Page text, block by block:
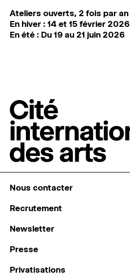
Ateliers ouverts, 2 fois par an
En hiver : 14 et 15 février 2026
En été : Du 19 au 21 juin 2026
Nous contacter
Recrutement
Newsletter
Presse
Privatisations